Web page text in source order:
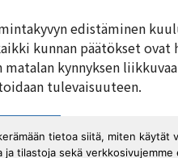
edistäminen
kunnan päätökset
kynnyksen
tulevaisuuteen.
tietoa siitä, miten
tilastoja sekä